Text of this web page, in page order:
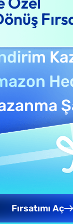
Fırsatımı Aç